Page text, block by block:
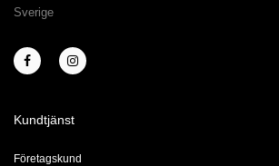
Sverige
Kundtjänst
Företagskund